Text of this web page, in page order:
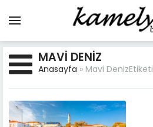
MAVI DENIZ
Anasayfa » Mavi DenizEtiketi